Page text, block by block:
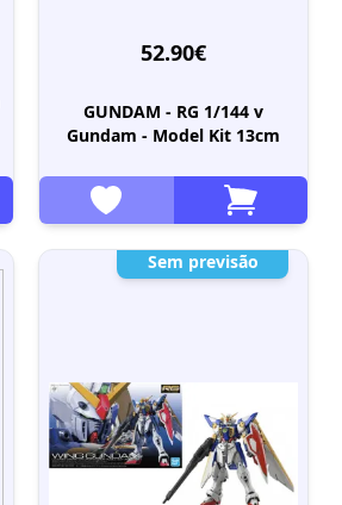
52.90€
GUNDAM - RG 1/144 v
Gundam - Model Kit 13cm
Sem previsão